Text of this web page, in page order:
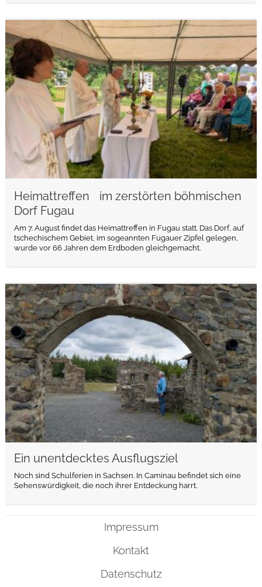
Heimattreffen im zerstörten böhmischen
Dorf Fugau
Am 7. August findet das Heimattreffen in Fugau statt. Das Dorf, auf
tschechischem Gebiet, im sogeannten Fugauer Zipfel gelegen,
wurde vor 66 Jahren dem Erdboden gleichgemacht.
weiterlesen
Ein unentdecktes Ausflugsziel
Noch sind Schulferien in Sachsen. In Caminau befindet sich eine
Sehenswürdigkeit, die noch ihrer Entdeckung harrt.
weiterlesen
Impressum
Kontakt
Datenschutz